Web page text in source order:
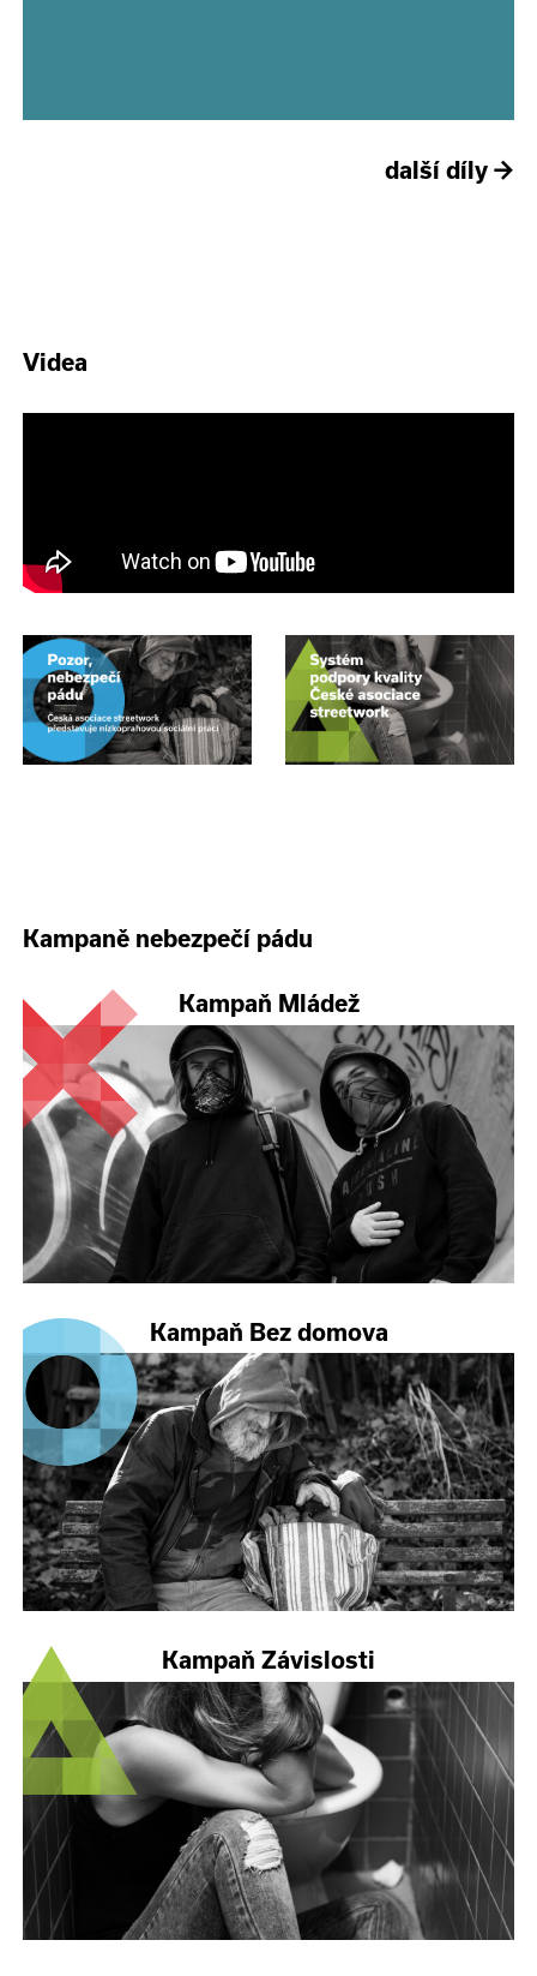
další díly →
Videa
Kampaně nebezpečí pádu
Kampaň Mládež
Kampaň Bez domova
Kampaň Závislosti